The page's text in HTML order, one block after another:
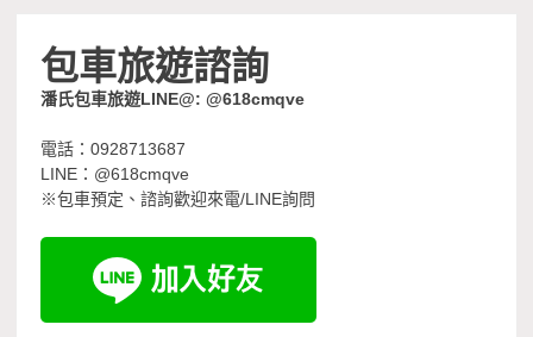
包車旅遊諮詢
潘氏包車旅遊LINE@: @618cmqve
電話：0928713687
LINE：@618cmqve
※包車預定、諮詢歡迎來電/LINE詢問